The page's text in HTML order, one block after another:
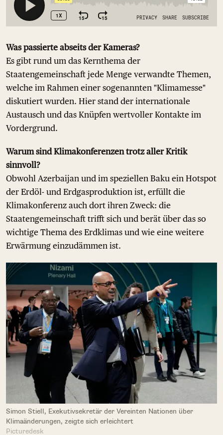
Was passierte abseits der Kameras?
Es gibt rund um das Kernthema der
Staatengemeinschaft jede Menge verwandte Themen,
welche im Rahmen einer sogenannten "Klimamesse"
diskutiert wurden. Hier stand der internationale
Austausch und das Knüpfen wertvoller Kontakte im
Vordergrund.
Warum sind Klimakonferenzen trotz aller Kritik
sinnvoll?
Obwohl Azerbaijan und im speziellen Baku ein Hotspot
der Erdöl- und Erdgasproduktion ist, erfüllt die
Klimakonferenz auch dort ihren Zweck: die
Staatengemeinschaft trifft sich und berät über das so
wichtige Thema des Erdklimas und wie eine weitere
Erwärmung einzudämmen ist.
Simon Stiell, Exekutivsekretär der Vereinten Nationen über
Klimaänderungen, zeigte sich erleichtert
Picturedesk